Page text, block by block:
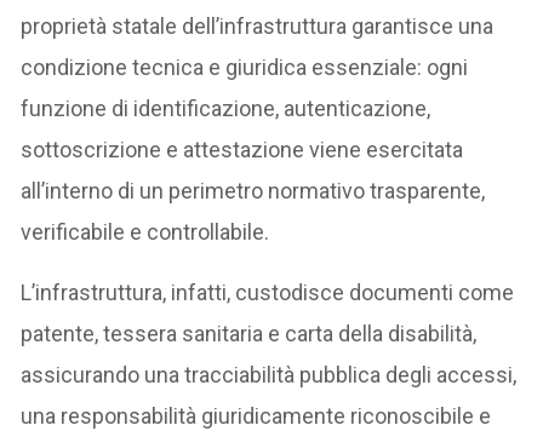
proprietà statale dell’infrastruttura garantisce una
condizione tecnica e giuridica essenziale: ogni
funzione di identificazione, autenticazione,
sottoscrizione e attestazione viene esercitata
all’interno di un perimetro normativo trasparente,
verificabile e controllabile.
L’infrastruttura, infatti, custodisce documenti come
patente, tessera sanitaria e carta della disabilità,
assicurando una tracciabilità pubblica degli accessi,
una responsabilità giuridicamente riconoscibile e